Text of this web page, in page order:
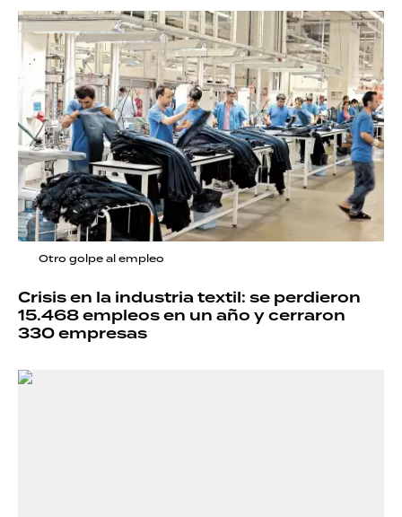
Otro golpe al empleo
Crisis en la industria textil: se perdieron
15.468 empleos en un año y cerraron
330 empresas